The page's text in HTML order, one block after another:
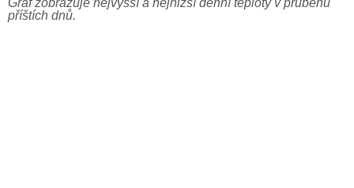
Graf zobrazuje nejvyšší a nejnižší denní teploty v průběhu
příštích dnů.